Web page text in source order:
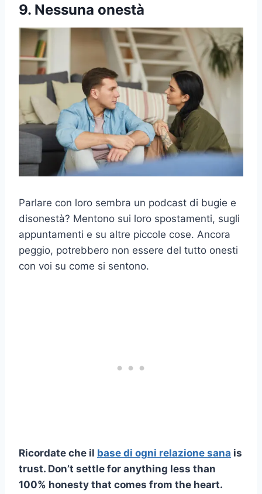
9. Nessuna onestà
Parlare con loro sembra un podcast di bugie e
disonestà? Mentono sui loro spostamenti, sugli
appuntamenti e su altre piccole cose. Ancora
peggio, potrebbero non essere del tutto onesti
con voi su come si sentono.
Ricordate che il base di ogni relazione sana is
trust. Don’t settle for anything less than
100% honesty that comes from the heart.